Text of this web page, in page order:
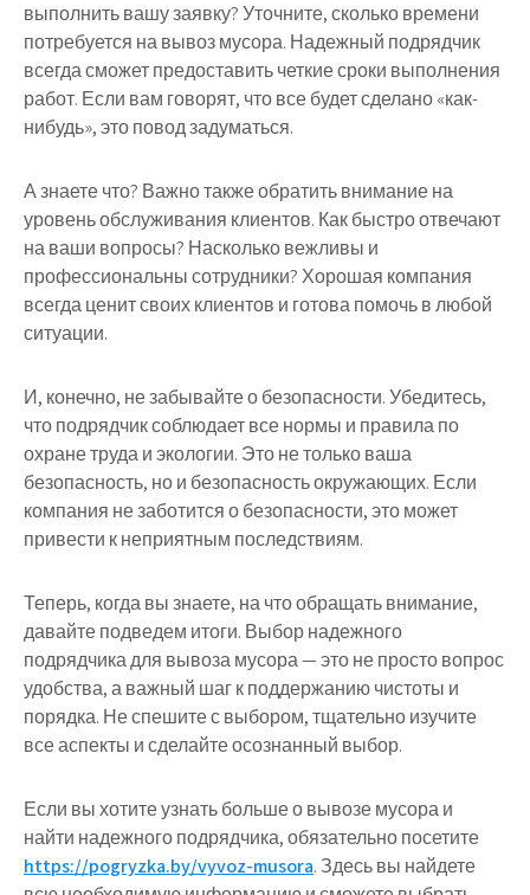
выполнить вашу заявку? Уточните, сколько времени
потребуется на вывоз мусора. Надежный подрядчик
всегда сможет предоставить четкие сроки выполнения
работ. Если вам говорят, что все будет сделано «как-
нибудь», это повод задуматься.
А знаете что? Важно также обратить внимание на
уровень обслуживания клиентов. Как быстро отвечают
на ваши вопросы? Насколько вежливы и
профессиональны сотрудники? Хорошая компания
всегда ценит своих клиентов и готова помочь в любой
ситуации.
И, конечно, не забывайте о безопасности. Убедитесь,
что подрядчик соблюдает все нормы и правила по
охране труда и экологии. Это не только ваша
безопасность, но и безопасность окружающих. Если
компания не заботится о безопасности, это может
привести к неприятным последствиям.
Теперь, когда вы знаете, на что обращать внимание,
давайте подведем итоги. Выбор надежного
подрядчика для вывоза мусора — это не просто вопрос
удобства, а важный шаг к поддержанию чистоты и
порядка. Не спешите с выбором, тщательно изучите
все аспекты и сделайте осознанный выбор.
Если вы хотите узнать больше о вывозе мусора и
найти надежного подрядчика, обязательно посетите
https://pogryzka.by/vyvoz-musora. Здесь вы найдете